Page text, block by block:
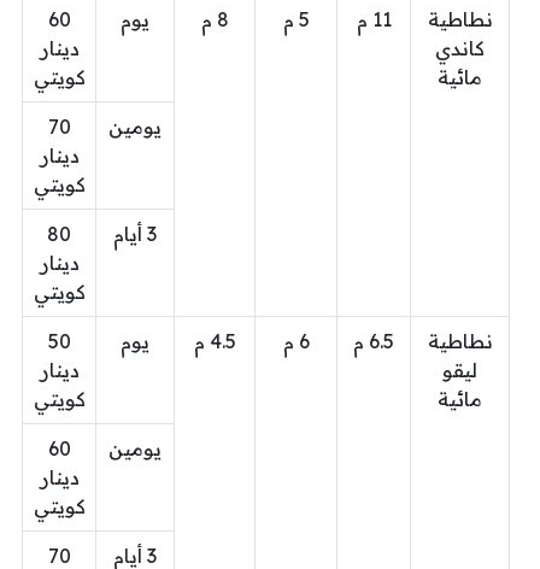
نطاطية
كاندي
مائية
11 م 5 م 8 م يوم
60
دينار
كويتي
يومين
70
دينار
كويتي
3 أيام
80
دينار
كويتي
نطاطية
ليقو
مائية
6.5 م 6 م 4.5 م يوم
50
دينار
كويتي
يومين
60
دينار
كويتي
3 أيام
70